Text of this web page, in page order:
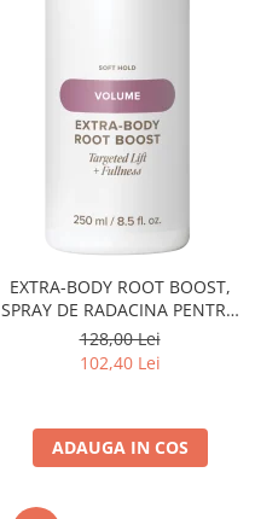
EXTRA-BODY ROOT BOOST,
SPRAY DE RADACINA PENTRU
VOLUM 250 ML
128,00 Lei
102,40 Lei
ADAUGA IN COS